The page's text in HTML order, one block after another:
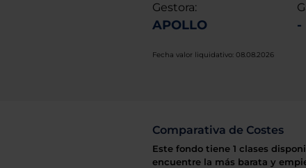
Gestora:
APOLLO -
Fecha valor liquidativo: 08.08.2026
Comparativa de Costes
Este fondo tiene 1 clases
encuentre la más barata y